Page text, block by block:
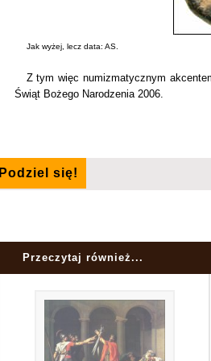
Jak wyżej, lecz data: AS.
Z tym więc numizmatycznym
Świąt Bożego Narodzenia 2006.
Podziel się!
Przeczytaj również...